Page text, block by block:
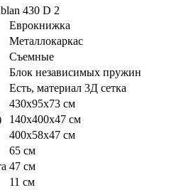
Еврокнижка
Металлокаркас
Съемные
Блок независимых пружин
Есть, материал 3Д сетка
430х95х73 см
140х400х47 см
400х58х47 см
65 см
47 см
11 см